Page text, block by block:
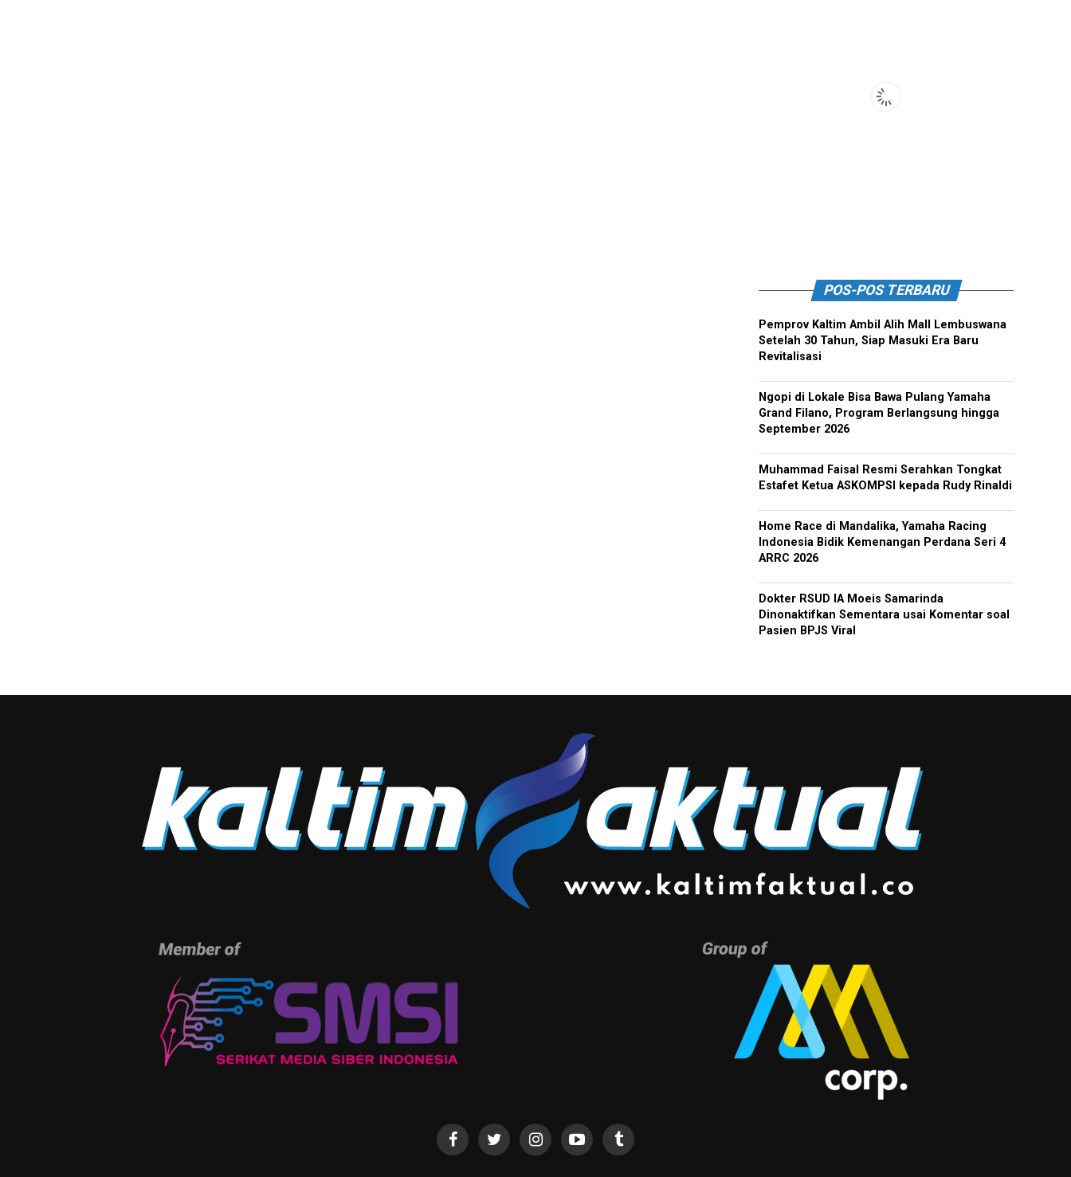
POS-POS TERBARU
Pemprov Kaltim Ambil Alih Mall Lembuswana
Setelah 30 Tahun, Siap Masuki Era Baru
Revitalisasi
Ngopi di Lokale Bisa Bawa Pulang Yamaha
Grand Filano, Program Berlangsung hingga
September 2026
Muhammad Faisal Resmi Serahkan Tongkat
Estafet Ketua ASKOMPSI kepada Rudy Rinaldi
Home Race di Mandalika, Yamaha Racing
Indonesia Bidik Kemenangan Perdana Seri 4
ARRC 2026
Dokter RSUD IA Moeis Samarinda
Dinonaktifkan Sementara usai Komentar soal
Pasien BPJS Viral